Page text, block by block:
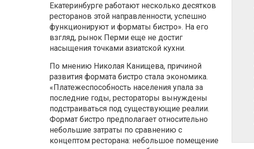
Екатеринбурге работают несколько десятков
ресторанов этой направленности, успешно
функционируют и форматы бистро». На его
взгляд, рынок Перми еще не достиг
насыщения точками азиатской кухни.
По мнению Николая Канищева, причиной
развития формата бистро стала экономика.
«Платежеспособность населения упала за
последние годы, рестораторы вынуждены
подстраиваться под существующие реалии.
Формат бистро предполагает относительно
небольшие затраты по сравнению с
концептом ресторана: небольшое помещение